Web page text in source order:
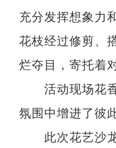
充分发挥想象力
花枝经过修剪、
烂夺目，寄托着
活动现场花香
氛围中增进了彼
此次花艺沙龙